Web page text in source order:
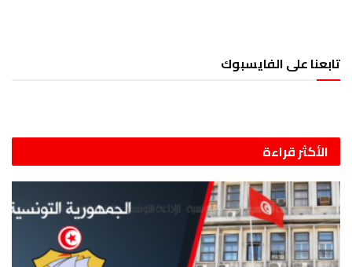
تابعنا على الفايسبوك
الأكثر قراءة